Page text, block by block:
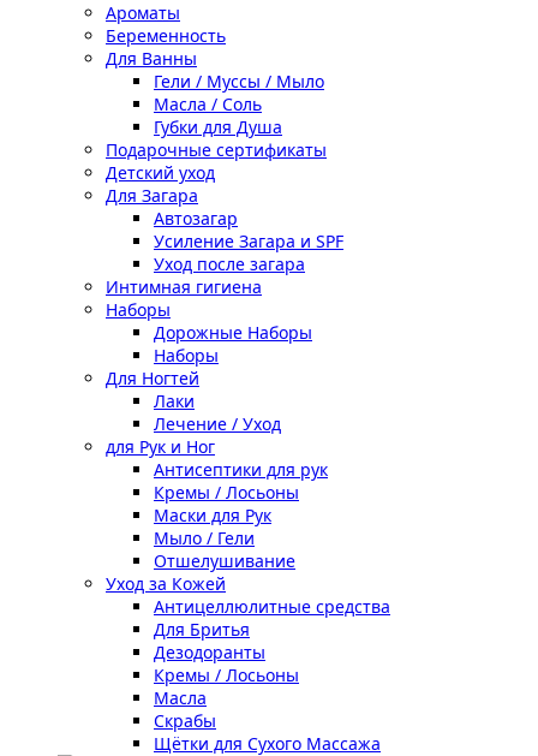
Ароматы
Беременность
Для Ванны
Гели / Муссы / Мыло
Масла / Соль
Губки для Душа
Подарочные сертификаты
Детский уход
Для Загара
Автозагар
Усиление Загара и SPF
Уход после загара
Интимная гигиена
Наборы
Дорожные Наборы
Наборы
Для Ногтей
Лаки
Лечение / Уход
для Рук и Ног
Антисептики для рук
Кремы / Лосьоны
Маски для Рук
Мыло / Гели
Отшелушивание
Уход за Кожей
Антицеллюлитные средства
Для Бритья
Дезодоранты
Кремы / Лосьоны
Масла
Скрабы
Щётки для Сухого Массажа